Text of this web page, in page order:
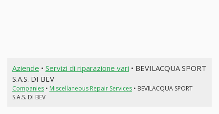
Aziende • Servizi di riparazione vari • BEVILACQUA SPORT
S.A.S. DI BEV
Companies• Miscellaneous Repair Services• BEVILACQUA SPORT
S.A.S. DI BEV